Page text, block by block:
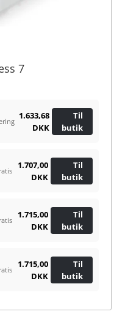
7
1.633,68
DKK
Til
butik
1.707,00
DKK
Til
butik
1.715,00
DKK
Til
butik
1.715,00
DKK
Til
butik